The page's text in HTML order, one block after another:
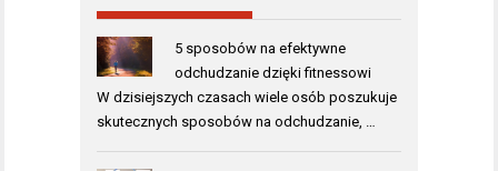
5 sposobów na efektywne
odchudzanie dzięki fitnessowi
W dzisiejszych czasach wiele osób poszukuje
skutecznych sposobów na odchudzanie, …